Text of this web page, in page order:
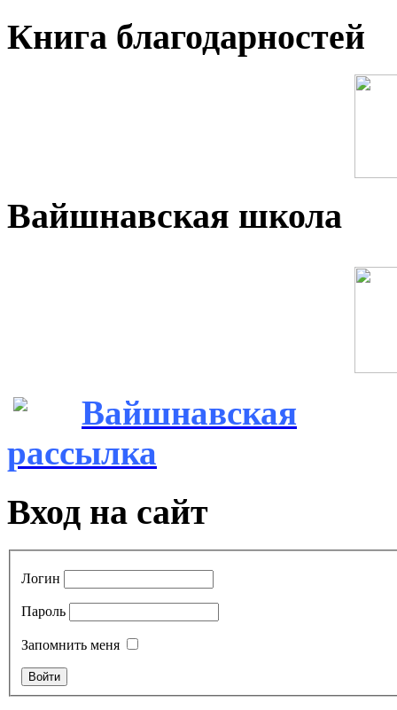
Книга благодарностей
Вайшнавская школа
Вайшнавская
рассылка
Вход на сайт
Логин
Пароль
Запомнить меня